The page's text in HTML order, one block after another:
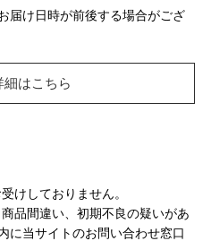
届け日時が前後する場合がござ
はこちら
けしておりません。
品間違い、初期不良の疑いがあ
に当サイトのお問い合わせ窓口